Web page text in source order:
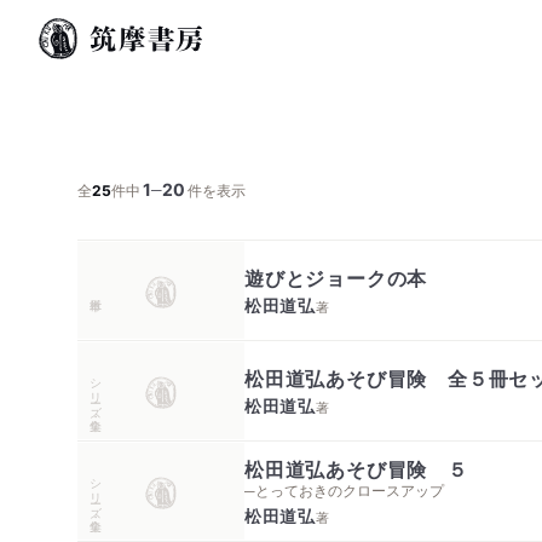
全25件中1─20件を表示
遊びとジョークの本
松田道弘著
シリーズ・全集 松田道弘あそび冒険 全５冊セ
松田道弘著
シリーズ・全集
松田道弘あそび冒険 ５
─とっておきのクロースアップ
松田道弘著